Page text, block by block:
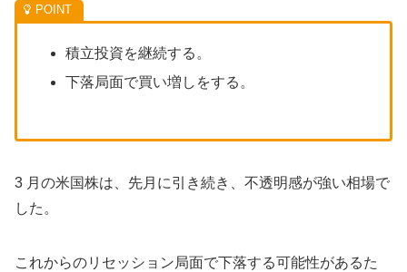
積立投資を継続する。
下落局面で買い増しをする。
3 月の米国株は、先月に引き続き、不透明感が強い相場で
した。
これからのリセッション局面で下落する可能性があるた